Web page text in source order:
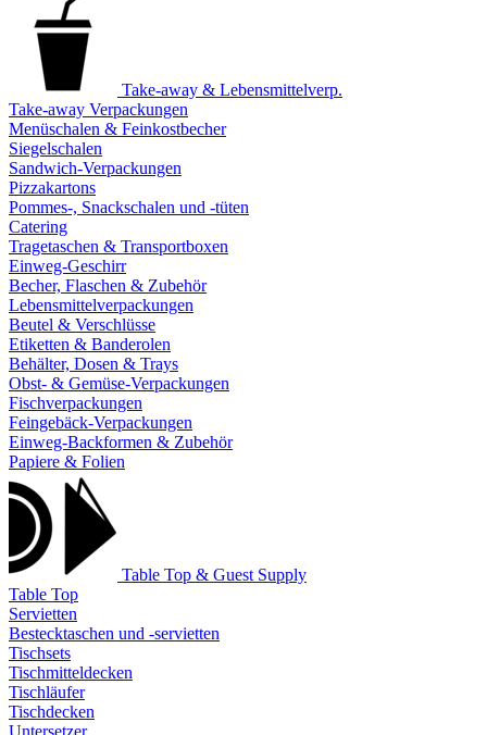
Take-away & Lebensmittelverp.
Take-away Verpackungen
Menüschalen & Feinkostbecher
Siegelschalen
Sandwich-Verpackungen
Pizzakartons
Pommes-, Snackschalen und -tüten
Catering
Tragetaschen & Transportboxen
Einweg-Geschirr
Becher, Flaschen & Zubehör
Lebensmittelverpackungen
Beutel & Verschlüsse
Etiketten & Banderolen
Behälter, Dosen & Trays
Obst- & Gemüse-Verpackungen
Fischverpackungen
Feingebäck-Verpackungen
Einweg-Backformen & Zubehör
Papiere & Folien
Table Top & Guest Supply
Table Top
Servietten
Bestecktaschen und -servietten
Tischsets
Tischmitteldecken
Tischläufer
Tischdecken